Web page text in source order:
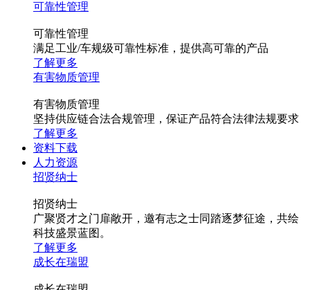
可靠性管理
可靠性管理
满足工业/车规级可靠性标准，提供高可靠的产品
了解更多
有害物质管理
有害物质管理
坚持供应链合法合规管理，保证产品符合法律法规要求
了解更多
资料下载
人力资源
招贤纳士
招贤纳士
广聚贤才之门扉敞开，邀有志之士同踏逐梦征途，共绘
科技盛景蓝图。
了解更多
成长在瑞盟